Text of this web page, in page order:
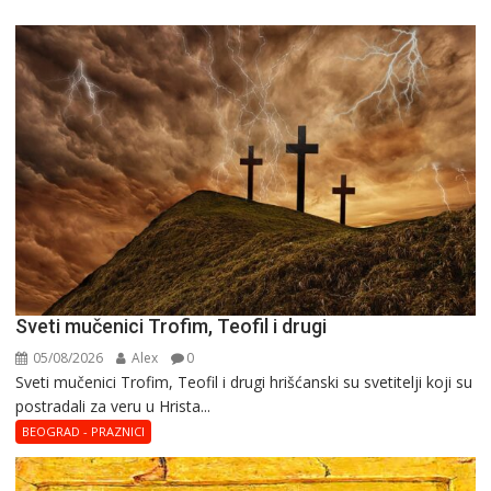
Sveti mučenici Trofim, Teofil i drugi
05/08/2026 Alex 0
Sveti mučenici Trofim, Teofil i drugi hrišćanski su svetitelji koji su
postradali za veru u Hrista...
BEOGRAD - PRAZNICI